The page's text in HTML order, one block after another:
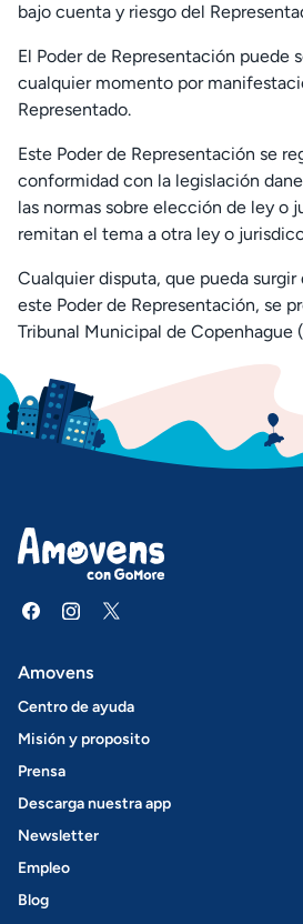
bajo cuenta y riesgo del
El Poder de Representación puede
cualquier momento por
Representado.
Este Poder de Representación se
conformidad con la legislación
las normas sobre elección de ley o
remitan el tema a otra ley o
Cualquier disputa, que pueda
este Poder de Representación, se
Tribunal Municipal de Copenhague
Amovens
Centro de ayuda
Misión y proposito
Prensa
Descarga nuestra app
Newsletter
Empleo
Blog